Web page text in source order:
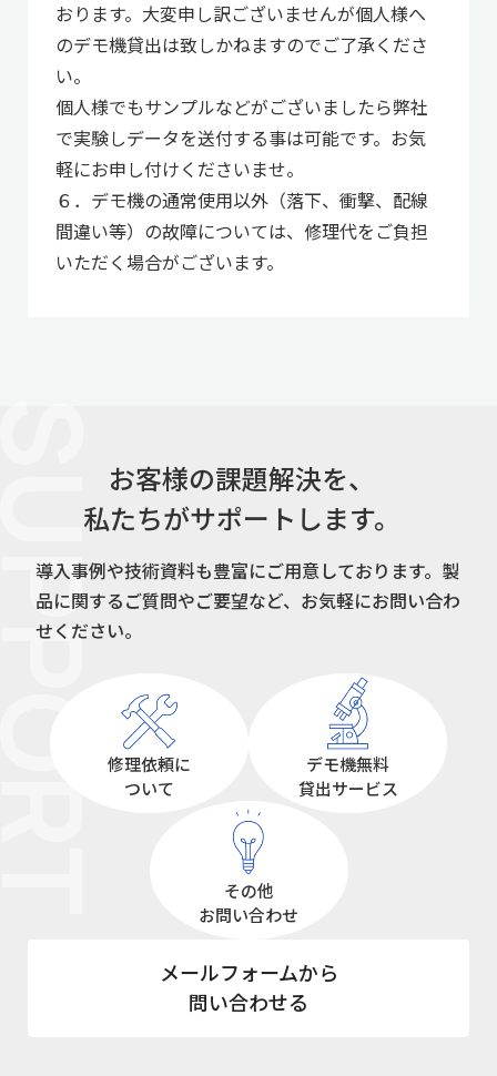
おります。大変申し訳ございませんが個人様へ
のデモ機貸出は致しかねますのでご了承くださ
い。
個人様でもサンプルなどがございましたら弊社
で実験しデータを送付する事は可能です。お気
軽にお申し付けくださいませ。
６．デモ機の通常使用以外（落下、衝撃、配線
間違い等）の故障については、修理代をご負担
いただく場合がございます。
お客様の課題解決を、
私たちがサポートします。
導入事例や技術資料も豊富にご用意しております。 製
品に関するご質問やご要望など、お気軽にお問い合わ
せください。
修理依頼に
ついて
デモ機無料
貸出サービス
その他
お問い合わせ
メールフォームから
問い合わせる